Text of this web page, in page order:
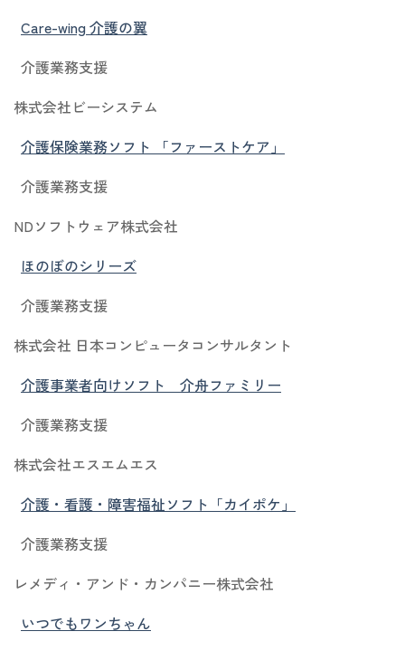
Care-wing 介護の翼
介護業務支援
株式会社ビーシステム
介護保険業務ソフト 「ファーストケア」
介護業務支援
NDソフトウェア株式会社
ほのぼのシリーズ
介護業務支援
株式会社 日本コンピュータコンサルタント
介護事業者向けソフト 介舟ファミリー
介護業務支援
株式会社エスエムエス
介護・看護・障害福祉ソフト「カイポケ」
介護業務支援
レメディ・アンド・カンパニー株式会社
いつでもワンちゃん